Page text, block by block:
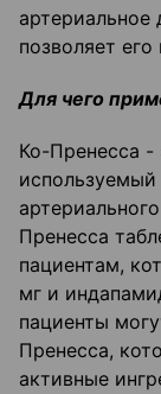
артериальное
позволяет
Для чего
Ко-Пренесса -
используемый
Пренесса
пациентам,
мг и
пациенты
Пренесса,
активные